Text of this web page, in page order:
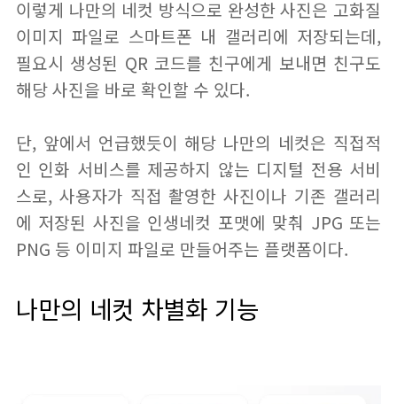
이렇게 나만의 네컷 방식으로 완성한 사진은 고화질
이미지 파일로 스마트폰 내 갤러리에 저장되는데,
필요시 생성된 QR 코드를 친구에게 보내면 친구도
해당 사진을 바로 확인할 수 있다.
단, 앞에서 언급했듯이 해당 나만의 네컷은 직접적
인 인화 서비스를 제공하지 않는 디지털 전용 서비
스로, 사용자가 직접 촬영한 사진이나 기존 갤러리
에 저장된 사진을 인생네컷 포맷에 맞춰 JPG 또는
PNG 등 이미지 파일로 만들어주는 플랫폼이다.
나만의 네컷 차별화 기능